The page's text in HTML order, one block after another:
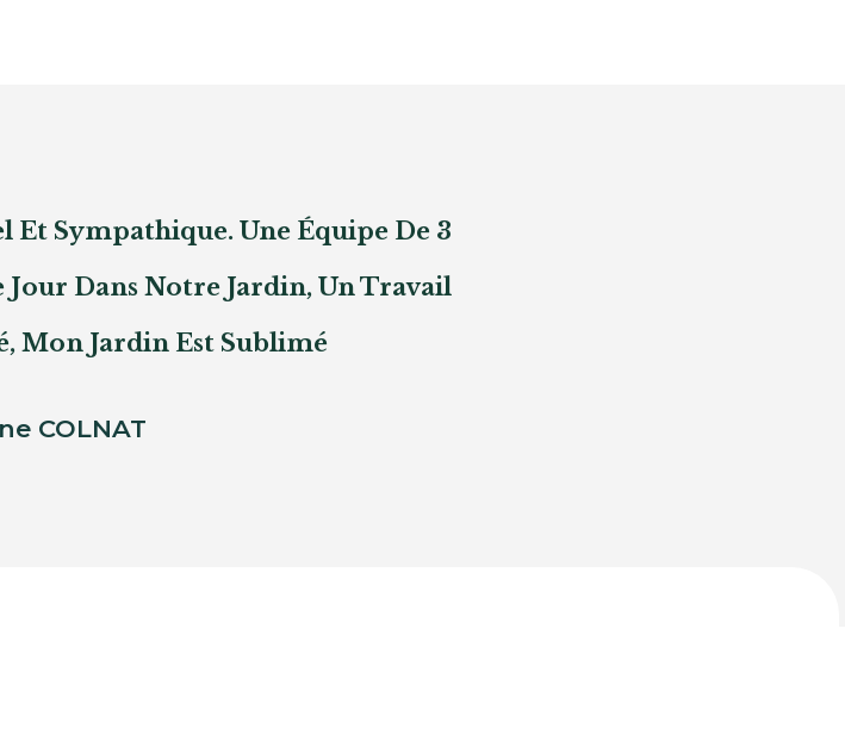
Et Sympathique. Une Équipe De 3
Jour Dans Notre Jardin, Un Travail
Mon Jardin Est Sublimé
COLNAT